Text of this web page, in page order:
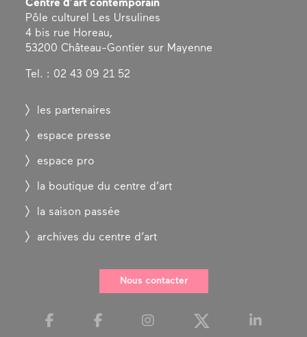
Centre d’art contemporain
Pôle culturel Les Ursulines
4 bis rue Horeau,
53200 Château-Gontier sur Mayenne
Tel. : 02 43 09 21 52
les partenaires
espace presse
espace pro
la boutique du centre d’art
la saison passée
archives du centre d’art
Nous contacter